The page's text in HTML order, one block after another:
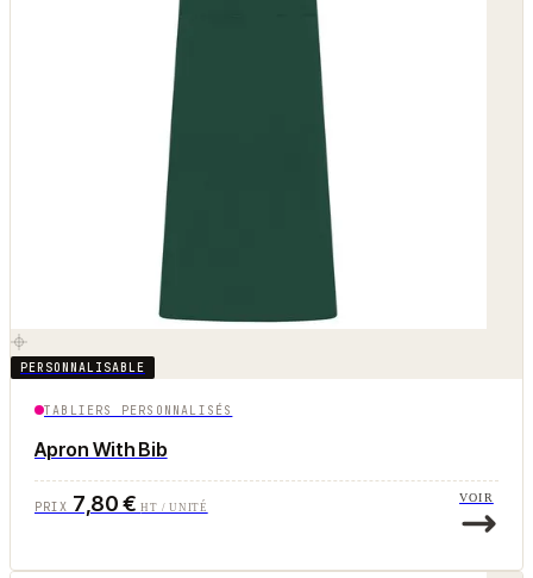
PERSONNALISABLE
TABLIERS PERSONNALISÉS
Apron With Bib
PRIX 7,80 €HT / UNITÉ
VOIR